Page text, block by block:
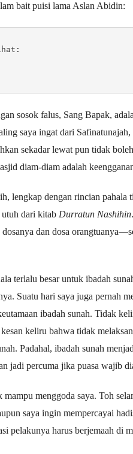
bait puisi lama Aslan Abidin:
sosok falus, Sang Bapak,
saya ingat dari
sekadar lewat pun tidak
diam-diam adalah
lengkap dengan rincian
utuh dari kitab Durratun Nashihin
dosanya dan dosa
terlalu besar untuk ibadah
Suatu hari saya juga pernah
ibadah sunah. Tidak
keliru bahwa tidak
Padahal, ibadah sunah
jadi percuma jika puasa wajib
menggoda saya. Toh
saya ingin mempercayai
pelakunya harus berjemaah di